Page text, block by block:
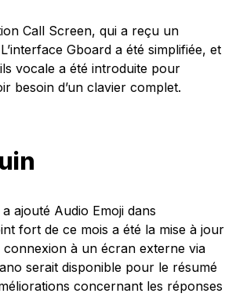
Call Screen, qui a reçu un
Gboard a été simplifiée, et
vocale a été introduite pour
besoin d’un clavier complet.
ajouté Audio Emoji dans
fort de ce mois a été la mise à jour
à un écran externe via
serait disponible pour le résumé
concernant les réponses